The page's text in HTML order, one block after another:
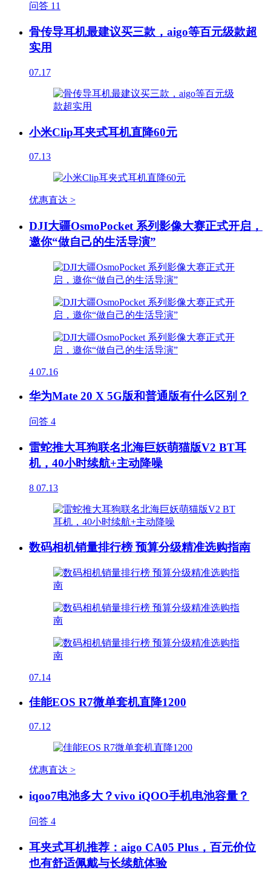
问答 11
骨传导耳机最建议买三款，aigo等百元级款超
实用
07.17
小米Clip耳夹式耳机直降60元
07.13
优惠直达 >
DJI大疆OsmoPocket 系列影像大赛正式开启，
邀你“做自己的生活导演”
4 07.16
华为Mate 20 X 5G版和普通版有什么区别？
问答 4
雷蛇推大耳狗联名北海巨妖萌猫版V2 BT耳
机，40小时续航+主动降噪
8 07.13
数码相机销量排行榜 预算分级精准选购指南
07.14
佳能EOS R7微单套机直降1200
07.12
优惠直达 >
iqoo7电池多大？vivo iQOO手机电池容量？
问答 4
耳夹式耳机推荐：aigo CA05 Plus，百元价位
也有舒适佩戴与长续航体验